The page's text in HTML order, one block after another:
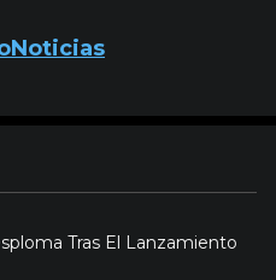
Tras El Lanzamiento